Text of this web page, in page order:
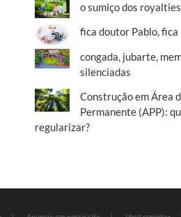
o sumiço dos royalties
fica doutor Pablo, fica
congada, jubarte,
silenciadas
Construção em Área
Permanente (APP):
regularizar?